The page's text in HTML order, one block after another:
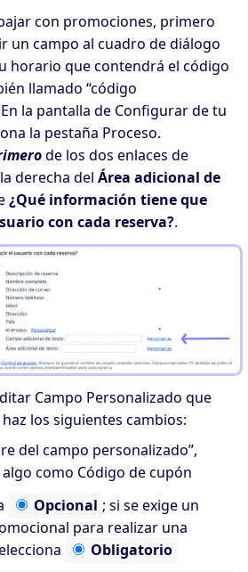
con promociones, primero
un campo al cuadro de diálogo
horario que contendrá el código
llamado “código
la pantalla de Configurar de tu
la pestaña Proceso.
de los dos enlaces de
derecha del Área adicional de
¿Qué información tiene que
con cada reserva?.
Campo Personalizado que
los siguientes cambios:
del campo personalizado”,
como Código de cupón
Opcional ; si se exige un
para realizar una
Obligatorio